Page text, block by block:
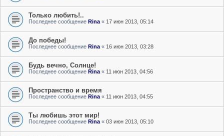
Только любить!..
Последнее сообщение Rina « 17 июн 2013, 05:14
До победы!
Последнее сообщение Rina « 16 июн 2013, 03:28
Будь вечно, Солнце!
Последнее сообщение Rina « 11 июн 2013, 04:56
Пространство и время
Последнее сообщение Rina « 11 июн 2013, 04:55
Ты любишь этот мир!
Последнее сообщение Rina « 03 июн 2013, 05:10